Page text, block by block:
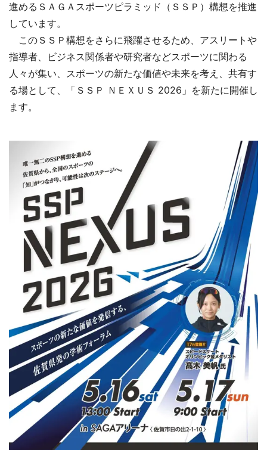
進めるＳＡＧＡスポーツピラミッド（ＳＳＰ）構想を推進
しています。
このＳＳＰ構想をさらに飛躍させるため、アスリートや
指導者、ビジネス関係者や研究者などスポーツに関わる
人々が集い、スポーツの新たな価値や未来を考え、共有す
る場として、「ＳＳＰ ＮＥＸＵＳ 2026」を新たに開催し
ます。